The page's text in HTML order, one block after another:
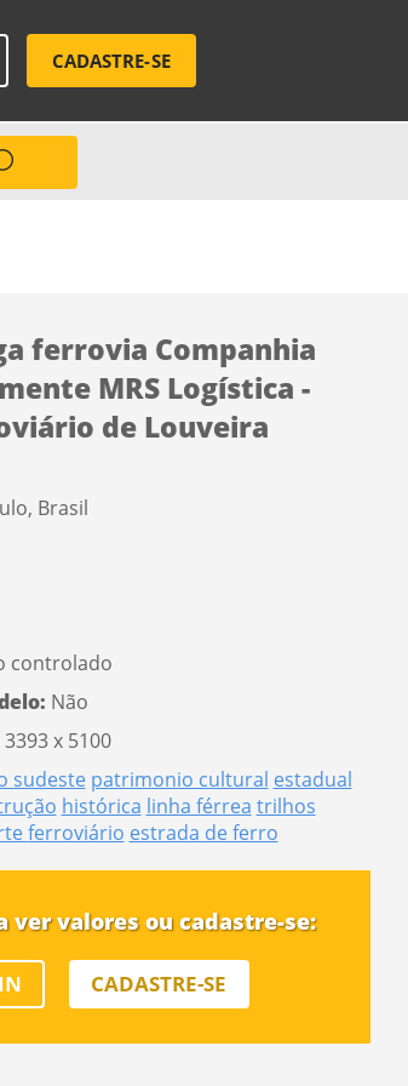
CADASTRE-SE
ferrovia Companhia
MRS Logística -
de Louveira
Brasil
controlado
Não
3393 x 5100
sudeste patrimonio cultural estadual
histórica linha férrea trilhos
ferroviário estrada de ferro
ver valores ou cadastre-se:
CADASTRE-SE